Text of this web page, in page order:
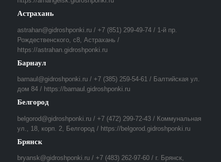
Астрахань
astrahan@gidroshponki.ru / +7 (851) 299-49-74 / 1-й пр.
Рождественского, с8, Астрахань /
https://astrahan.gidroshponki.ru
Барнаул
barnaul@gidroshponki.ru / +7 (385) 259-54-61 / Балтийская ул.
дом 84 / https://barnaul.gidroshponki.ru
Белгород
belgorod@gidroshponki.ru / +7 (472) 299-72-43 / Коммунальная
ул., 18, корп. 2, Белгород / https://belgorod.gidroshponki.ru
Брянск
bryansk@gidroshponki.ru / +7 (483) 262-97-60 / г. Брянск,